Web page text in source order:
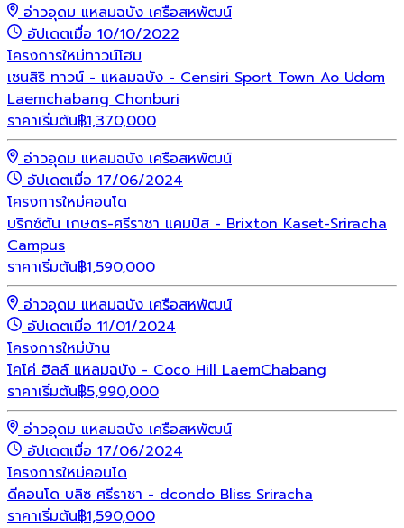
อ่าวอุดม แหลมฉบัง เครือสหพัฒน์
อัปเดตเมื่อ 10/10/2022
โครงการใหม่ทาวน์โฮม
เซนสิริ ทาวน์ - แหลมฉบัง - Censiri Sport Town Ao Udom
Laemchabang Chonburi
ราคาเริ่มต้น฿1,370,000
อ่าวอุดม แหลมฉบัง เครือสหพัฒน์
อัปเดตเมื่อ 17/06/2024
โครงการใหม่คอนโด
บริกซ์ตัน เกษตร-ศรีราชา แคมปัส - Brixton Kaset-Sriracha
Campus
ราคาเริ่มต้น฿1,590,000
อ่าวอุดม แหลมฉบัง เครือสหพัฒน์
อัปเดตเมื่อ 11/01/2024
โครงการใหม่บ้าน
โคโค่ ฮิลล์ แหลมฉบัง - Coco Hill LaemChabang
ราคาเริ่มต้น฿5,990,000
อ่าวอุดม แหลมฉบัง เครือสหพัฒน์
อัปเดตเมื่อ 17/06/2024
โครงการใหม่คอนโด
ดีคอนโด บลิซ ศรีราชา - dcondo Bliss Sriracha
ราคาเริ่มต้น฿1,590,000